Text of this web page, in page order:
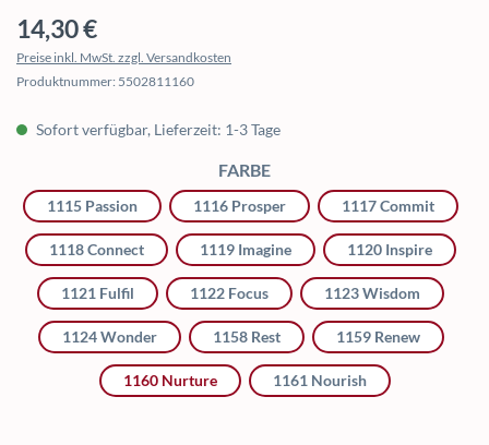
Regulärer Preis:
14,30 €
Preise inkl. MwSt. zzgl. Versandkosten
Produktnummer: 5502811160
Sofort verfügbar, Lieferzeit: 1-3 Tage
FARBEAUSWÄHLEN
1115 Passion 1116 Prosper 1117 Commit
1118 Connect 1119 Imagine 1120 Inspire
1121 Fulfil 1122 Focus 1123 Wisdom
1124 Wonder 1158 Rest 1159 Renew
1160 Nurture 1161 Nourish